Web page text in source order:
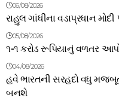
06/08/2026
રાહુલ ગાંધીના વડાપ્રધાન મોદી
05/08/2026
૧-૧ કરોડ રૂપિયાનું વળતર
04/08/2026
હવે ભારતની સરહદો વધુ
બનશે